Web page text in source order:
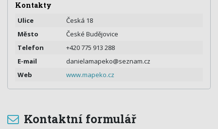
Kontakty
Ulice
Česká 18
Město
České Budějovice
Telefon
+420 775 913 288
E-mail
danielamapeko@seznam.cz
Web
www.mapeko.cz
Kontaktní formulář